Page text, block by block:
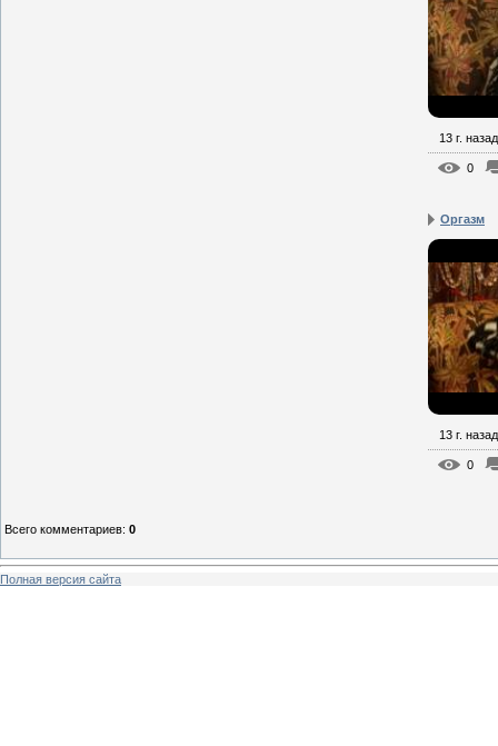
13 г. назад
0
Оргазм
13 г. назад
0
Всего комментариев: 0
Полная версия сайта